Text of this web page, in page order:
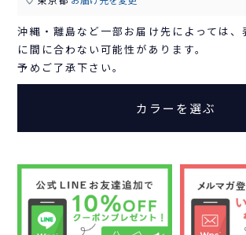
沖縄・離島など一部お届け先によっては、
に間に合わない可能性があります。
予めご了承下さい。
カラーを選ぶ